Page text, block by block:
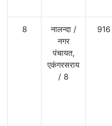
8 नालन्दा/
नगर
पंचायत,
एकंगरसराय
/ 8
916